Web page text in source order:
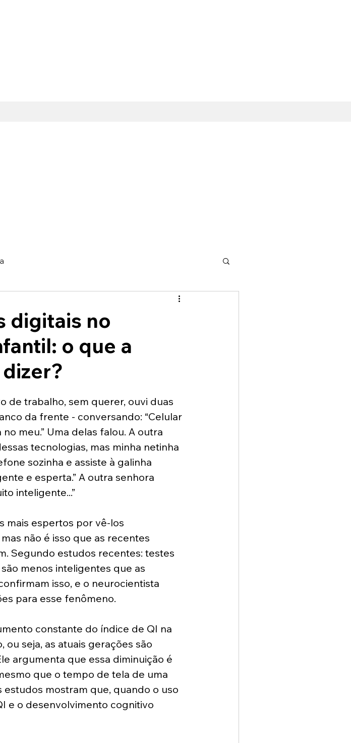
digitais no
o que a
de trabalho, sem querer, ouvi duas
da frente - conversando: “Celular
meu.” Uma delas falou. A outra
tecnologias, mas minha netinha
sozinha e assiste à galinha
e esperta.” A outra senhora
inteligente...”
mais espertos por vê-los
não é isso que as recentes
Segundo estudos recentes: testes
menos inteligentes que as
isso, e o neurocientista
para esse fenômeno.
constante do índice de QI na
seja, as atuais gerações são
argumenta que essa diminuição é
que o tempo de tela de uma
estudos mostram que, quando o uso
e o desenvolvimento cognitivo